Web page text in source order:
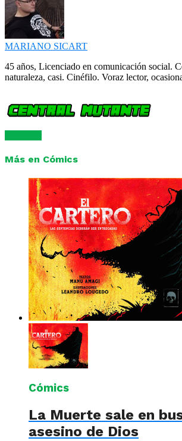
MARIANO SICART
45 años, Licenciado en comunicación social.
naturaleza, casi. Cinéfilo. Voraz lector,
Más en Cómics
Cómics
La Muerte sale en
asesino de Dios